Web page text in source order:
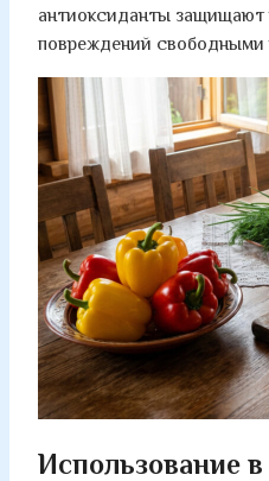
антиоксиданты защищают
повреждений свободными
Использование